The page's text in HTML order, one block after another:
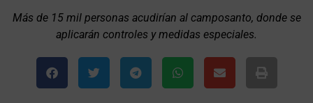
Más de 15 mil personas acudirían al camposanto, donde se
aplicarán controles y medidas especiales.